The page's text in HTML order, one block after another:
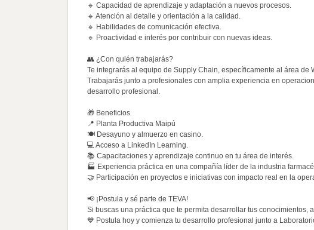
🔹 Capacidad de aprendizaje y adaptación a nuevos procesos.
🔹 Atención al detalle y orientación a la calidad.
🔹 Habilidades de comunicación efectiva.
🔹 Proactividad e interés por contribuir con nuevas ideas.
👥 ¿Con quién trabajarás?
Te integrarás al equipo de Supply Chain, específicamente al área
Trabajarás junto a profesionales con amplia experiencia en
desarrollo profesional.
🎁 Beneficios
📍 Planta Productiva Maipú
🍽️ Desayuno y almuerzo en casino.
💻 Acceso a LinkedIn Learning.
📚 Capacitaciones y aprendizaje continuo en tu área de interés.
🏭 Experiencia práctica en una compañía líder de la industria
🤝 Participación en proyectos e iniciativas con impacto real en la
📢 ¡Postula y sé parte de TEVA!
Si buscas una práctica que te permita desarrollar tus
💙 Postula hoy y comienza tu desarrollo profesional junto a